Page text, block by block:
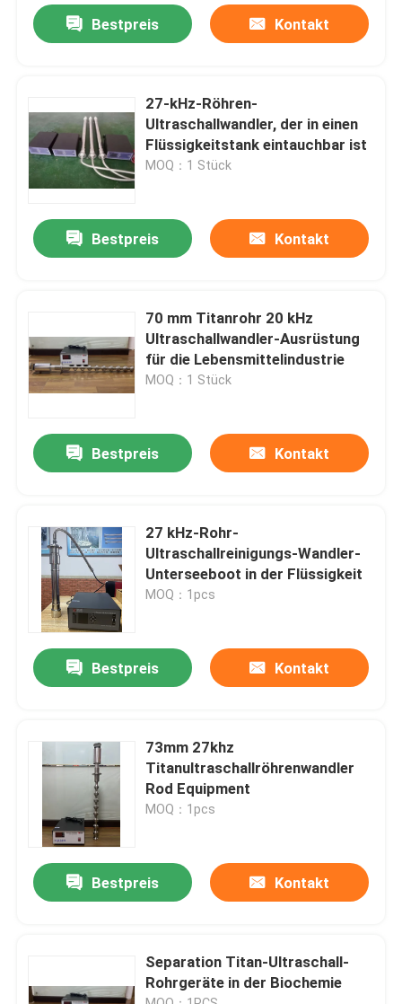
Produkte
Über uns
Fabrik-Ausflug
Treten Sie mit uns in Verbindung
Fordern Sie ein Zitat
Reinigung Ultraschallwandler
Multi Frequenz-Ultraschallwandler
Bestpreis Kontakt
27-kHz-Röhren-
Ultraschallwandler, der in einen
Flüssigkeitstank eintauchbar ist
MOQ：1 Stück
Bestpreis Kontakt
70 mm Titanrohr 20 kHz
Ultraschallwandler-Ausrüstung
für die Lebensmittelindustrie
MOQ：1 Stück
Bestpreis Kontakt
27 kHz-Rohr-
Ultraschallreinigungs-Wandler-
Unterseeboot in der Flüssigkeit
MOQ：1pcs
Bestpreis Kontakt
73mm 27khz
Titanultraschallröhrenwandler
Rod Equipment
MOQ：1pcs
Bestpreis Kontakt
Separation Titan-Ultraschall-
Rohrgeräte in der Biochemie